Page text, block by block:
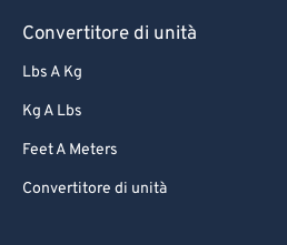
Convertitore di unità
Lbs A Kg
Kg A Lbs
Feet A Meters
Convertitore di unità